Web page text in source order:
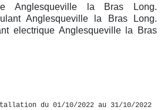
Anglesqueville la Bras Long.
Anglesqueville la Bras Long.
electrique Anglesqueville la Bras
du 01/10/2022 au 31/10/2022